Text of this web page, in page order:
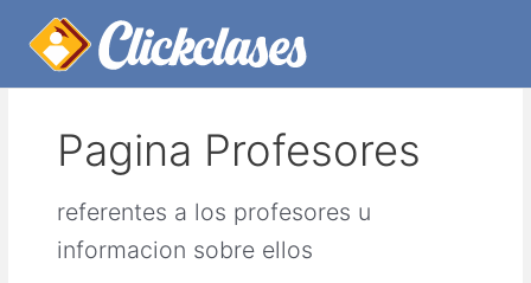
contenido
Inicio Pagina Profesores
Pagina Profesores
referentes a los profesores u
informacion sobre ellos
entradas